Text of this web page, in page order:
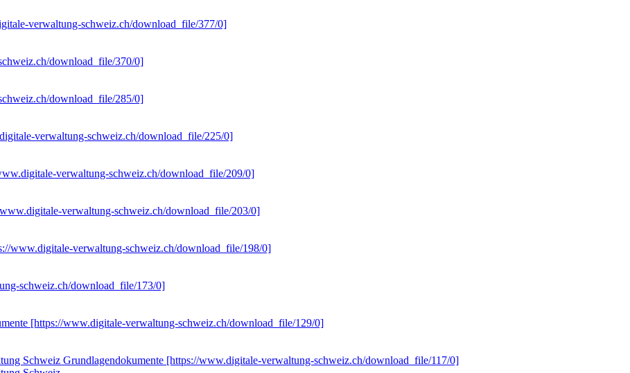
verwaltung-schweiz.ch/download_file/377/0]
download_file/370/0]
download_file/285/0]
verwaltung-schweiz.ch/download_file/225/0]
verwaltung-schweiz.ch/download_file/209/0]
verwaltung-schweiz.ch/download_file/203/0]
www.digitale-verwaltung-schweiz.ch/download_file/198/0]
schweiz.ch/download_file/173/0]
[https://www.digitale-verwaltung-schweiz.ch/download_file/129/0]
Schweiz Grundlagendokumente [https://www.digitale-verwaltung-schweiz.ch/download_file/117/0]